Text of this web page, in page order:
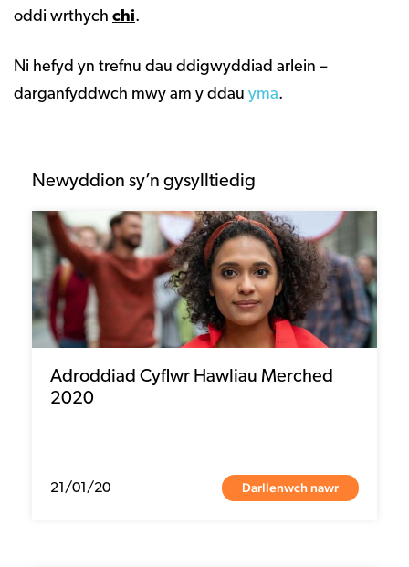
oddi wrthych chi.
Ni hefyd yn trefnu dau ddigwyddiad arlein –
darganfyddwch mwy am y ddau yma.
Newyddion sy’n gysylltiedig
Adroddiad Cyflwr Hawliau Merched
2020
21/01/20 Darllenwch nawr